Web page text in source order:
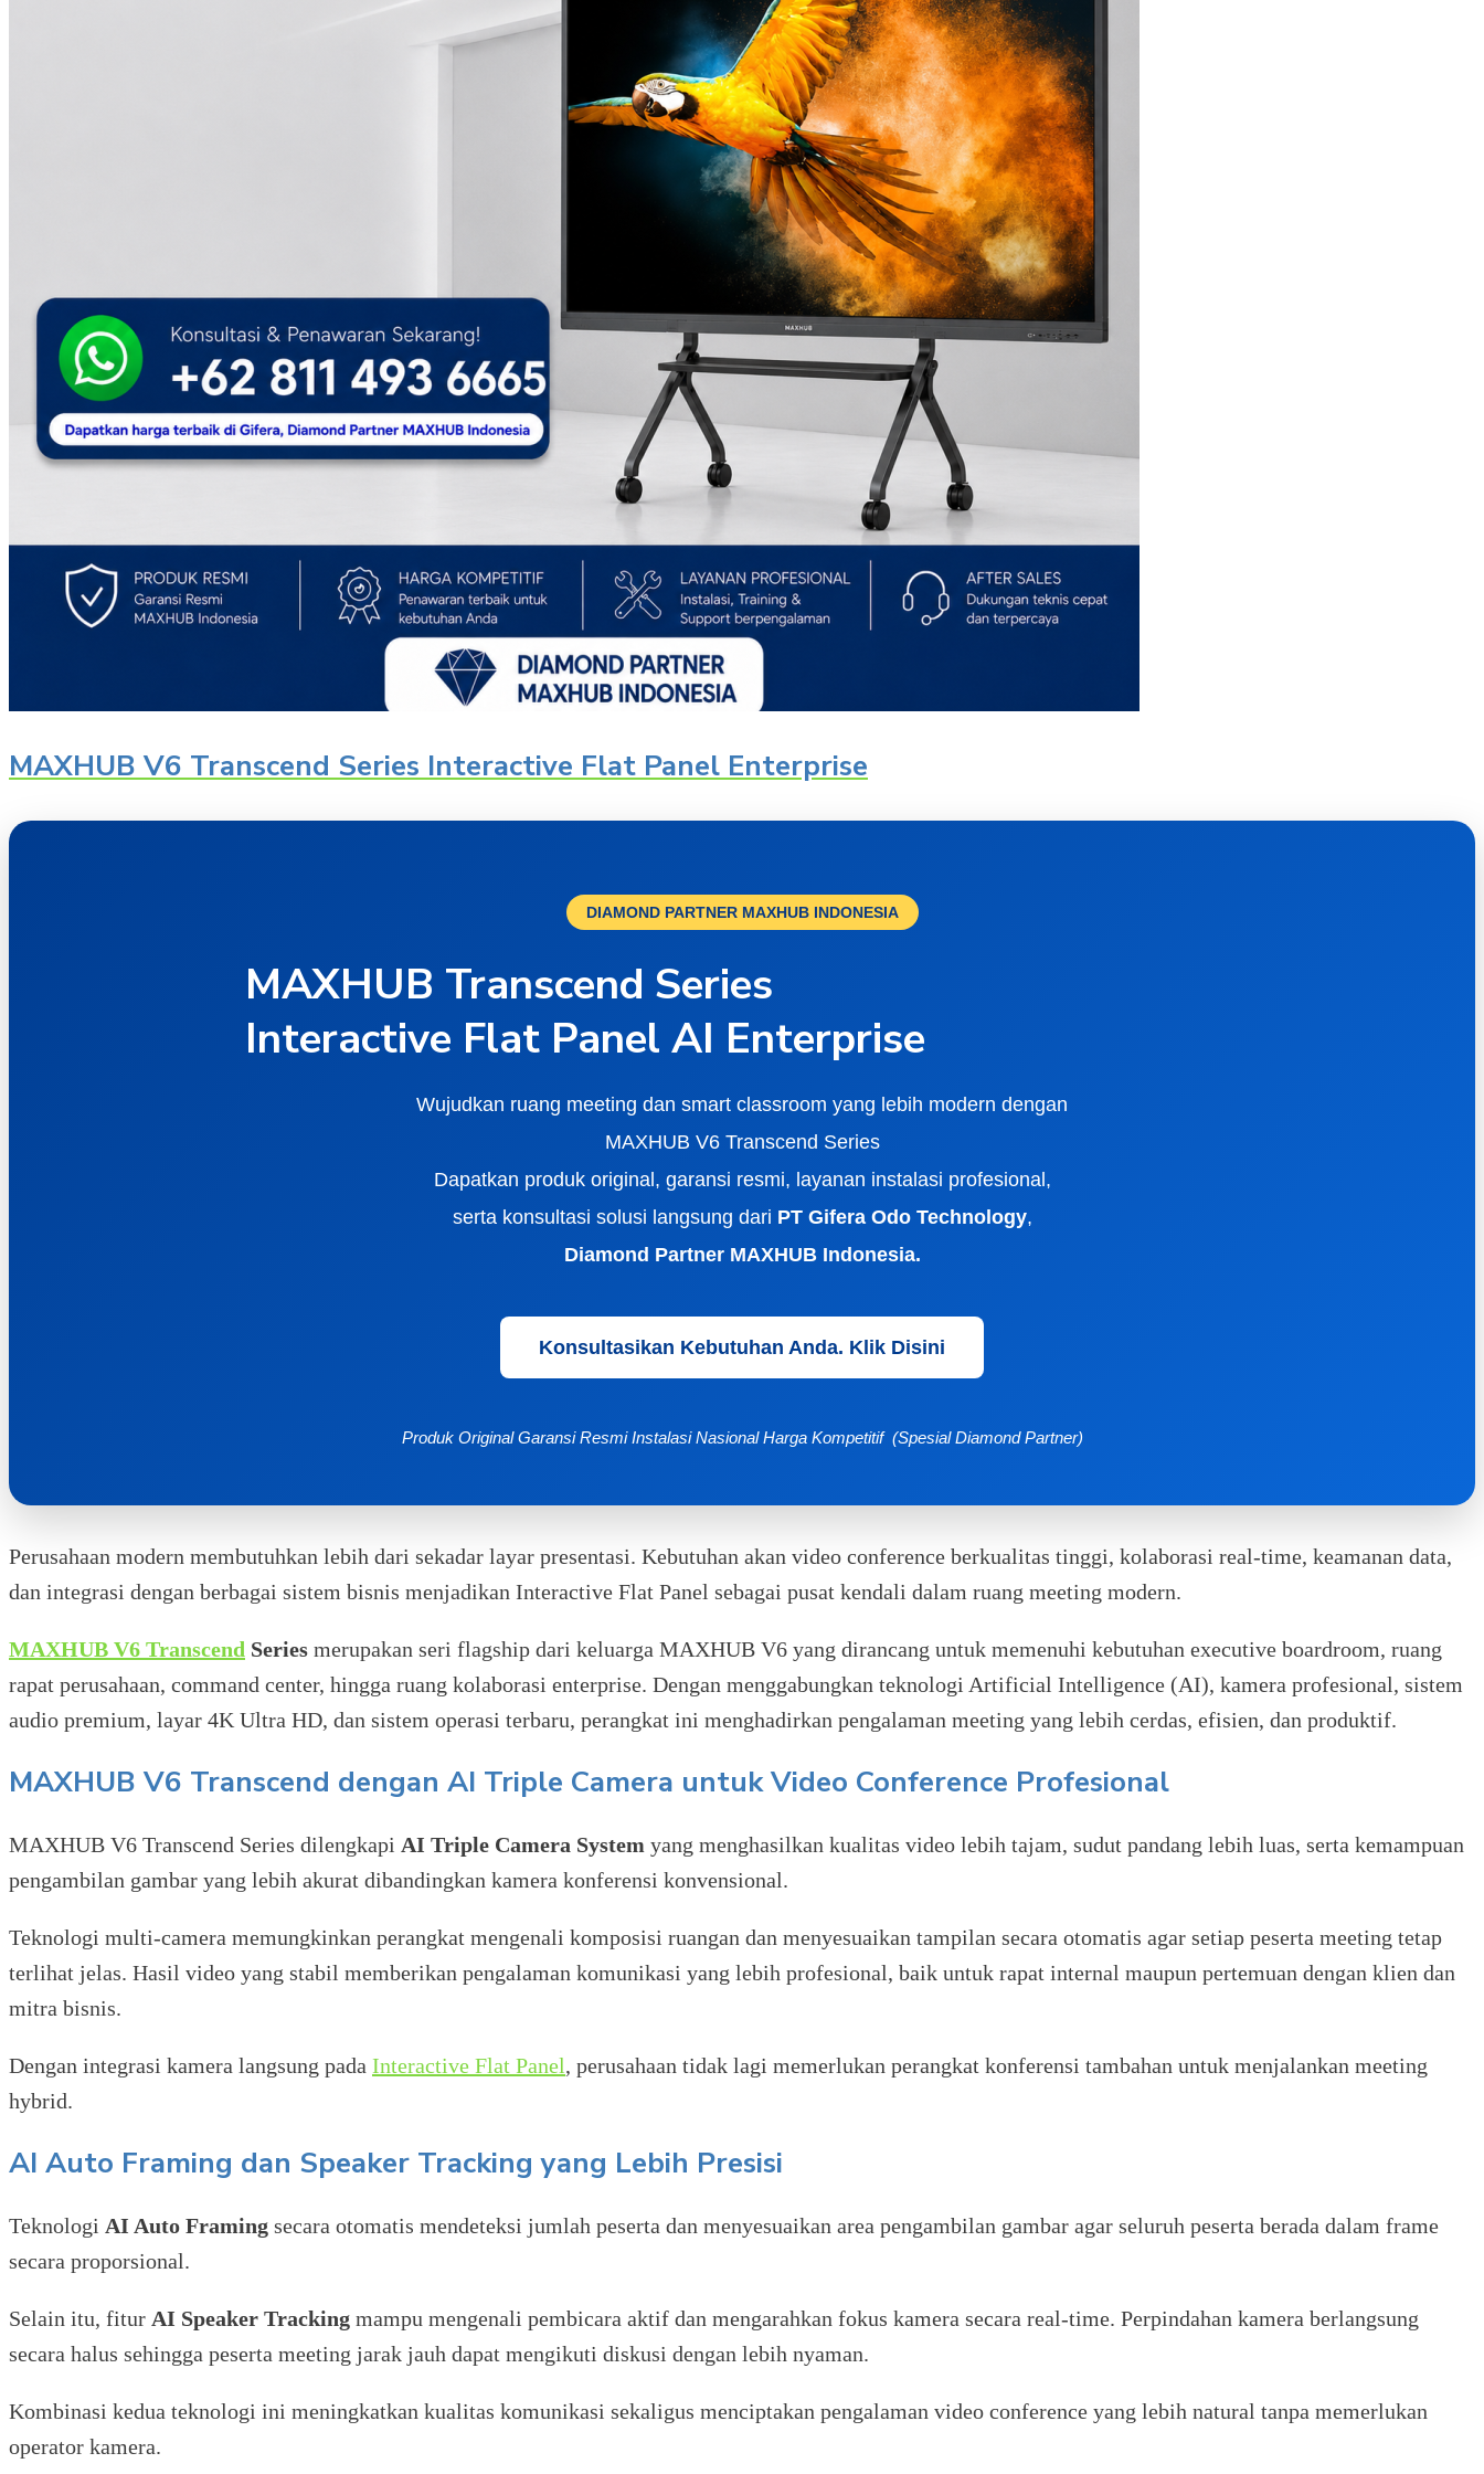
MAXHUB V6 Transcend Series Interactive Flat Panel Enterprise
DIAMOND PARTNER MAXHUB INDONESIA
MAXHUB Transcend Series
Interactive Flat Panel AI Enterprise
Wujudkan ruang meeting dan smart classroom yang lebih modern dengan
MAXHUB V6 Transcend Series
Dapatkan produk original, garansi resmi, layanan instalasi profesional,
serta konsultasi solusi langsung dari PT Gifera Odo Technology,
Diamond Partner MAXHUB Indonesia.
Konsultasikan Kebutuhan Anda. Klik Disini
Produk OriginalGaransi ResmiInstalasi NasionalHarga Kompetitif (Spesial Diamond Partner)
Perusahaan modern membutuhkan lebih dari sekadar layar presentasi. Kebutuhan akan video conference berkualitas tinggi, kolaborasi real-time, keamanan data,
dan integrasi dengan berbagai sistem bisnis menjadikan Interactive Flat Panel sebagai pusat kendali dalam ruang meeting modern.
MAXHUB V6 Transcend Series merupakan seri flagship dari keluarga MAXHUB V6 yang dirancang untuk memenuhi kebutuhan executive boardroom, ruang
rapat perusahaan, command center, hingga ruang kolaborasi enterprise. Dengan menggabungkan teknologi Artificial Intelligence (AI), kamera profesional, sistem
audio premium, layar 4K Ultra HD, dan sistem operasi terbaru, perangkat ini menghadirkan pengalaman meeting yang lebih cerdas, efisien, dan produktif.
MAXHUB V6 Transcend dengan AI Triple Camera untuk Video Conference Profesional
MAXHUB V6 Transcend Series dilengkapi AI Triple Camera System yang menghasilkan kualitas video lebih tajam, sudut pandang lebih luas, serta kemampuan
pengambilan gambar yang lebih akurat dibandingkan kamera konferensi konvensional.
Teknologi multi-camera memungkinkan perangkat mengenali komposisi ruangan dan menyesuaikan tampilan secara otomatis agar setiap peserta meeting tetap
terlihat jelas. Hasil video yang stabil memberikan pengalaman komunikasi yang lebih profesional, baik untuk rapat internal maupun pertemuan dengan klien dan
mitra bisnis.
Dengan integrasi kamera langsung pada Interactive Flat Panel, perusahaan tidak lagi memerlukan perangkat konferensi tambahan untuk menjalankan meeting
hybrid.
AI Auto Framing dan Speaker Tracking yang Lebih Presisi
Teknologi AI Auto Framing secara otomatis mendeteksi jumlah peserta dan menyesuaikan area pengambilan gambar agar seluruh peserta berada dalam frame
secara proporsional.
Selain itu, fitur AI Speaker Tracking mampu mengenali pembicara aktif dan mengarahkan fokus kamera secara real-time. Perpindahan kamera berlangsung
secara halus sehingga peserta meeting jarak jauh dapat mengikuti diskusi dengan lebih nyaman.
Kombinasi kedua teknologi ini meningkatkan kualitas komunikasi sekaligus menciptakan pengalaman video conference yang lebih natural tanpa memerlukan
operator kamera.